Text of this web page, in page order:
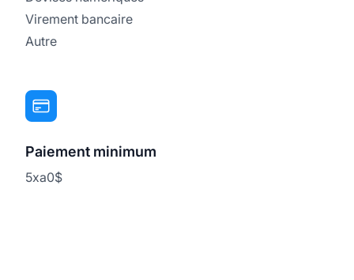
Virement bancaire
Autre
Paiement minimum
5xa0$